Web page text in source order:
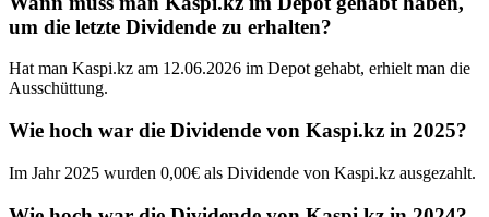
um die letzte Dividende zu erhalten?
Hat man Kaspi.kz am 12.06.2026 im Depot gehabt, erhielt man die
Ausschüttung.
Wie hoch war die Dividende von Kaspi.kz in 2025?
Im Jahr 2025 wurden 0,00€ als Dividende von Kaspi.kz ausgezahlt.